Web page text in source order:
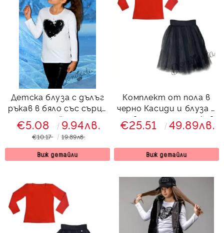
Детска блуза с дълъг
ръкав в бяло със сърце
от пайети
€5.08 9.94лв.
€10.17 19.89лв.
Виж детайли
Комплект от пола в
черно Касиди и блуза в
червено с дълъг ръкав
€25.51 49.89лв.
Виж детайли